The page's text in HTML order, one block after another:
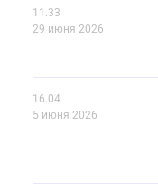
11.33
29 июня 2026
16.04
5 июня 2026